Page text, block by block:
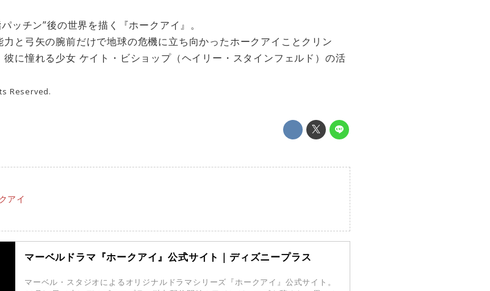
ッチン”後の世界を描く『ホークアイ』。
と弓矢の腕前だけで地球の危機に立ち向かったホークアイことクリン
に憧れる少女 ケイト・ビショップ（ヘイリー・スタインフェルド）の活
Reserved.
アイ
マーベルドラマ『ホークアイ』公式サイト｜ディズニープラス
マーベル・スタジオによるオリジナルドラマシリーズ『ホークアイ』公式サイト。